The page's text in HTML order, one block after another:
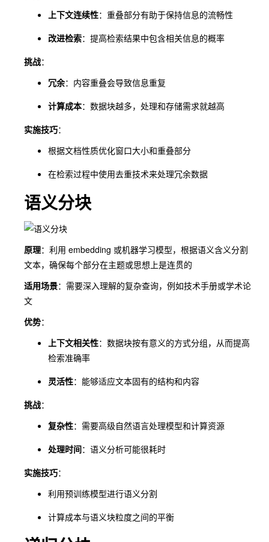
上下文连续性：重叠部分有助于保持信息的流畅性
改进检索：提高检索结果中包含相关信息的概率
挑战：
冗余：内容重叠会导致信息重复
计算成本：数据块越多，处理和存储需求就越高
实施技巧：
根据文档性质优化窗口大小和重叠部分
在检索过程中使用去重技术来处理冗余数据
语义分块
原理：利用 embedding 或机器学习模型，根据语义含义分割
文本，确保每个部分在主题或思想上是连贯的
适用场景：需要深入理解的复杂查询，例如技术手册或学术论
文
优势：
上下文相关性：数据块按有意义的方式分组，从而提高
检索准确率
灵活性：能够适应文本固有的结构和内容
挑战：
复杂性：需要高级自然语言处理模型和计算资源
处理时间：语义分析可能很耗时
实施技巧：
利用预训练模型进行语义分割
计算成本与语义块粒度之间的平衡